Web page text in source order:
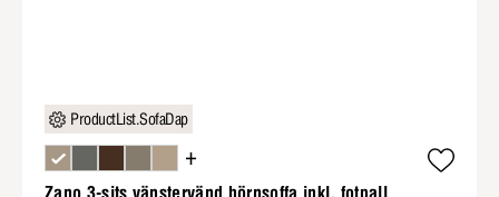
ProductList.SofaDap
+
Zano 3-sits vänstervänd hörnsoffa inkl. fotpall